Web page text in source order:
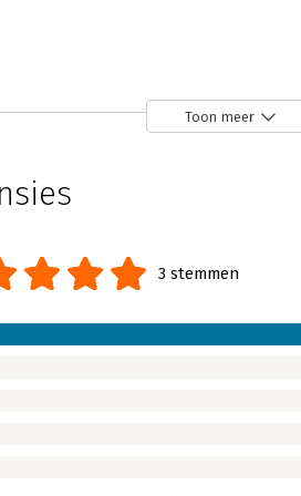
Kik | 4 januari 2013
Victor Mion neemt
bedrijfsleven en geeft ons de tip
of de medewerkers zijn.
uit hoe we dit kunnen aanpakken.
Toon meer
3 stemmen